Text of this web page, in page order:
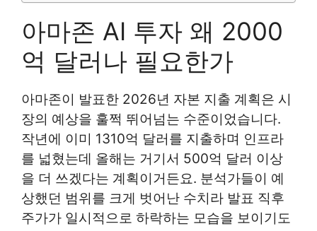
아마존 AI 투자 왜 2000
억 달러나 필요한가
아마존이 발표한 2026년 자본 지출 계획은 시
장의 예상을 훌쩍 뛰어넘는 수준이었습니다.
작년에 이미 1310억 달러를 지출하며 인프라
를 넓혔는데 올해는 거기서 500억 달러 이상
을 더 쓰겠다는 계획이거든요. 분석가들이 예
상했던 범위를 크게 벗어난 수치라 발표 직후
주가가 일시적으로 하락하는 모습을 보이기도